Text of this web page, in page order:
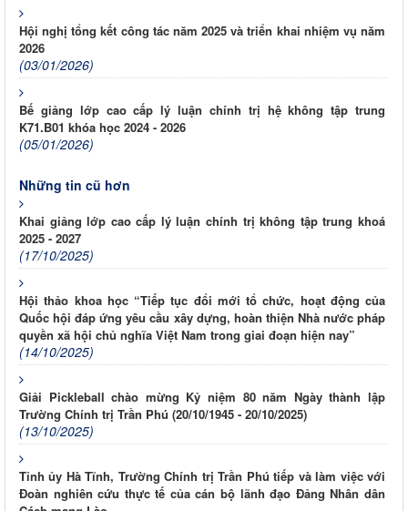
Hội nghị tổng kết công tác năm 2025 và triển khai nhiệm vụ năm
2026
(03/01/2026)
Bế giảng lớp cao cấp lý luận chính trị hệ không tập trung
K71.B01 khóa học 2024 - 2026
(05/01/2026)
Những tin cũ hơn
Khai giảng lớp cao cấp lý luận chính trị không tập trung khoá
2025 - 2027
(17/10/2025)
Hội thảo khoa học “Tiếp tục đổi mới tổ chức, hoạt động của
Quốc hội đáp ứng yêu cầu xây dựng, hoàn thiện Nhà nước pháp
quyền xã hội chủ nghĩa Việt Nam trong giai đoạn hiện nay”
(14/10/2025)
Giải Pickleball chào mừng Kỷ niệm 80 năm Ngày thành lập
Trường Chính trị Trần Phú (20/10/1945 - 20/10/2025)
(13/10/2025)
Tỉnh ủy Hà Tĩnh, Trường Chính trị Trần Phú tiếp và làm việc với
Đoàn nghiên cứu thực tế của cán bộ lãnh đạo Đảng Nhân dân